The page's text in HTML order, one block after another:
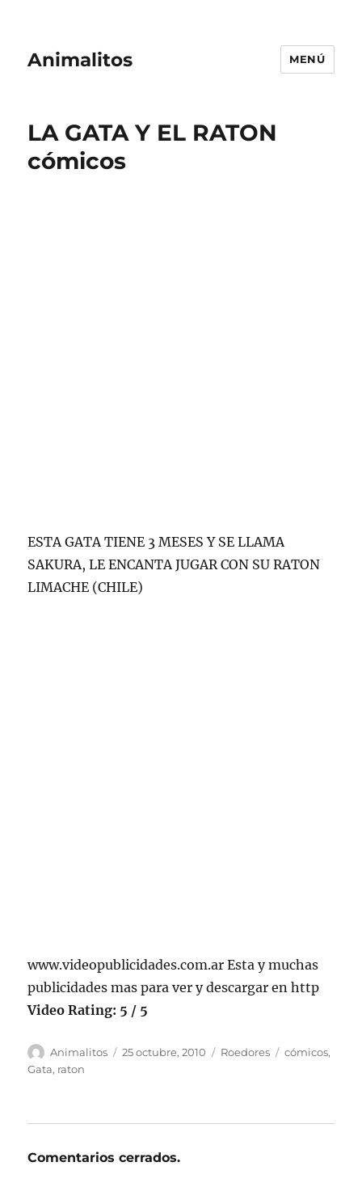
Animalitos MENÚ
LA GATA Y EL RATON
cómicos
ESTA GATA TIENE 3 MESES Y SE LLAMA
SAKURA, LE ENCANTA JUGAR CON SU RATON
LIMACHE (CHILE)
www.videopublicidades.com.ar Esta y muchas
publicidades mas para ver y descargar en http
Video Rating: 5 / 5
Autor
Animalitos
Publicado
25 octubre, 2010 Categorías
Roedores Etiquetas
cómicos,
Gata, raton
Comentarios cerrados.